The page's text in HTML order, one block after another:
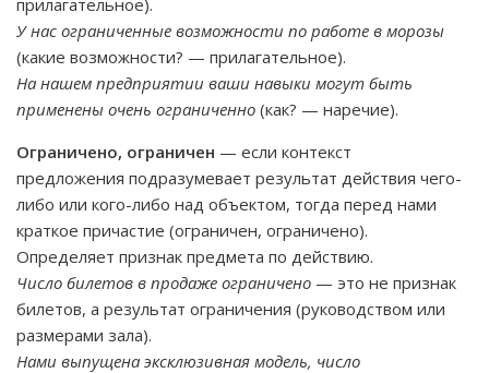
прилагательное).
У нас ограниченные возможности по работе в морозы
(какие возможности? — прилагательное).
На нашем предприятии ваши навыки могут быть
применены очень ограниченно (как? — наречие).
Ограничено, ограничен — если контекст
предложения подразумевает результат действия чего-
либо или кого-либо над объектом, тогда перед нами
краткое причастие (ограничен, ограничено).
Определяет признак предмета по действию.
Число билетов в продаже ограничено — это не признак
билетов, а результат ограничения (руководством или
размерами зала).
Нами выпущена эксклюзивная модель, число